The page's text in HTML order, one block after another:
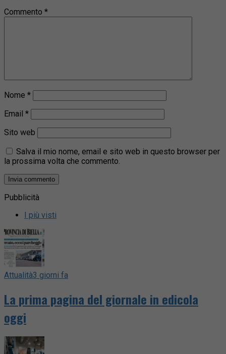
Commento *
Nome *
Email *
Sito web
Salva il mio nome, email e sito web in questo browser per
la prossima volta che commento.
Pubblicità
I più visti
Attualità3 giorni fa
La prima pagina del giornale in edicola
oggi